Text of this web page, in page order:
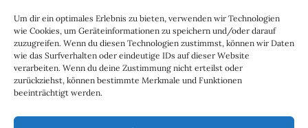
Um dir ein optimales Erlebnis zu bieten, verwenden wir Technologien
wie Cookies, um Geräteinformationen zu speichern und/oder darauf
zuzugreifen. Wenn du diesen Technologien zustimmst, können wir Daten
wie das Surfverhalten oder eindeutige IDs auf dieser Website
verarbeiten. Wenn du deine Zustimmung nicht erteilst oder
zurückziehst, können bestimmte Merkmale und Funktionen
beeinträchtigt werden.
Cookie-Richtlinie (EU)